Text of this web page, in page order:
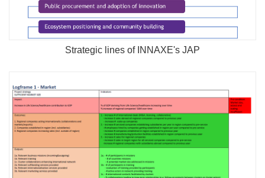
Strategic lines of INNAXE's JAP